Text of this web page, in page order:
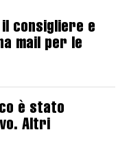
consigliere e
mail per le
è stato
Altri